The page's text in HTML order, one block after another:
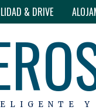
& DRIVE